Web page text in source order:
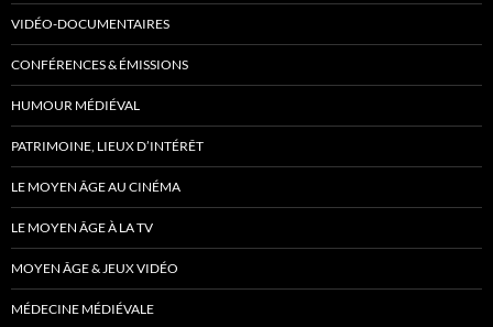
VIDÉO-DOCUMENTAIRES
CONFÉRENCES & ÉMISSIONS
HUMOUR MÉDIÉVAL
PATRIMOINE, LIEUX D’INTÉRÊT
LE MOYEN ÂGE AU CINÉMA
LE MOYEN ÂGE À LA TV
MOYEN ÂGE & JEUX VIDÉO
MÉDECINE MÉDIÉVALE